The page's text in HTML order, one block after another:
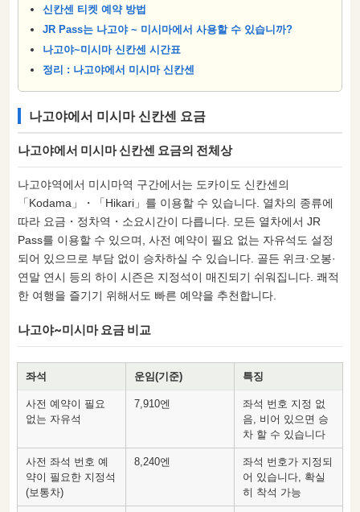
신칸센 티켓 예약 방법
JR Pass는 나고야 ~ 미시마에서 사용할 수 있습니까?
나고야~미시마 신칸센 시간표
정리 : 나고야에서 미시마 신칸센
나고야에서 미시마 신칸센 요금
나고야에서 미시마 신칸센 요금의 전체상
나고야역에서 미시마역 구간에서는 도카이도 신칸센의
「Kodama」・「Hikari」를 이용할 수 있습니다. 열차의 종류에
따라 요금・정차역・소요시간이 다릅니다. 모든 열차에서 JR
Pass를 이용할 수 있으며, 사전 예약이 필요 없는 자유석도 설정
되어 있으므로 부담 없이 승차하실 수 있습니다. 골든 위크·오봉·
연말 연시 등의 하이 시즌은 지정석이 매진되기 쉬워집니다. 쾌적
한 여행을 즐기기 위해서도 빠른 예약을 추천합니다.
나고야~미시마 요금 비교
좌석 운임(기준) 특징
사전 예약이 필요
없는 자유석
7,910엔
좌석 번호 지정 없
음, 비어 있으면 승
차 할 수 있습니다
사전 좌석 번호 예
약이 필요한 지정석
(보통차)
8,240엔
좌석 번호가 지정되
어 있습니다, 확실
히 착석 가능